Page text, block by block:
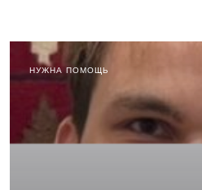
НУЖНА ПОМОЩЬ